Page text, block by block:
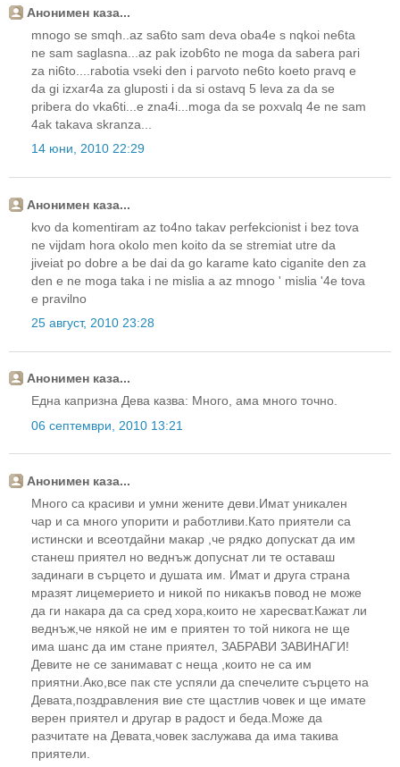
Анонимен каза...
mnogo se smqh..az sa6to sam deva oba4e s nqkoi ne6ta
ne sam saglasna...az pak izob6to ne moga da sabera pari
za ni6to....rabotia vseki den i parvoto ne6to koeto pravq e
da gi izxar4a za gluposti i da si ostavq 5 leva za da se
pribera do vka6ti...e zna4i...moga da se poxvalq 4e ne sam
4ak takava skranza...
14 юни, 2010 22:29
Анонимен каза...
kvo da komentiram az to4no takav perfekcionist i bez tova
ne vijdam hora okolo men koito da se stremiat utre da
jiveiat po dobre a be dai da go karame kato ciganite den za
den e ne moga taka i ne mislia a az mnogo ' mislia '4e tova
e pravilno
25 август, 2010 23:28
Анонимен каза...
Една капризна Дева казва: Много, ама много точно.
06 септември, 2010 13:21
Анонимен каза...
Много са красиви и умни жените деви.Имат уникален
чар и са много упорити и работливи.Като приятели са
истински и всеотдайни макар ,че рядко допускат да им
станеш приятел но веднъж допуснат ли те оставаш
задинаги в сърцето и душата им. Имат и друга страна
мразят лицемерието и никой по никакъв повод не може
да ги накара да са сред хора,които не харесват.Кажат ли
веднъж,че някой не им е приятен то той никога не ще
има шанс да им стане приятел, ЗАБРАВИ ЗАВИНАГИ!
Девите не се занимават с неща ,които не са им
приятни.Ако,все пак сте успяли да спечелите сърцето на
Девата,поздравления вие сте щастлив човек и ще имате
верен приятел и другар в радост и беда.Може да
разчитате на Девата,човек заслужава да има такива
приятели.